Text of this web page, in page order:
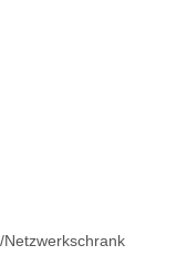
Netzwerkschrank